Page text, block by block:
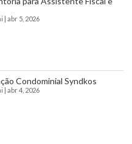
| abr 5, 2026
Condominial Syndkos
| abr 4, 2026